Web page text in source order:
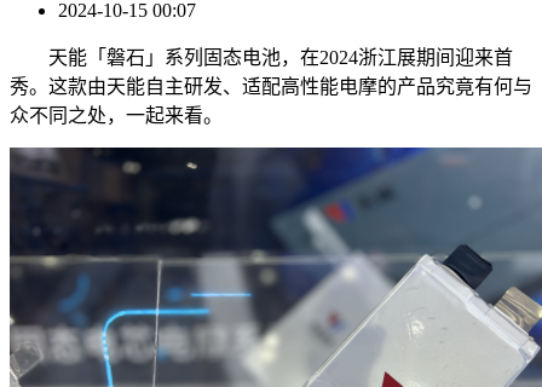
2024-10-15 00:07
天能「磐石」系列固态电池，在2024浙江展期间迎来首
秀。这款由天能自主研发、适配高性能电摩的产品究竟有何与
众不同之处，一起来看。